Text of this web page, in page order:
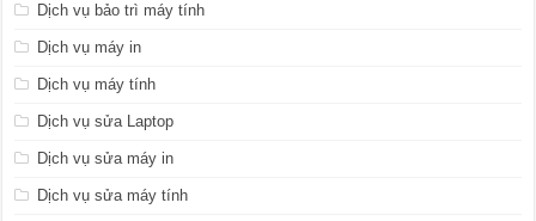
Dịch vụ bảo trì máy tính
Dịch vụ máy in
Dịch vụ máy tính
Dịch vụ sửa Laptop
Dịch vụ sửa máy in
Dịch vụ sửa máy tính